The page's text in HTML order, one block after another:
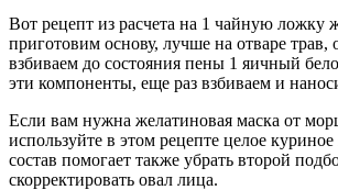
Вот рецепт из расчета на 1 чайную ложку
приготовим основу, лучше на отваре трав,
взбиваем до состояния пены 1 яичный
эти компоненты, еще раз взбиваем и
Если вам нужна желатиновая маска от
используйте в этом рецепте целое
состав помогает также убрать второй
скорректировать овал лица.